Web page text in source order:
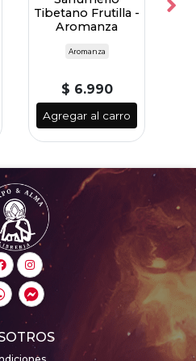
Tibetano Frutilla -
Aromanza
Aromanza
$ 6.990
Agregar al carro